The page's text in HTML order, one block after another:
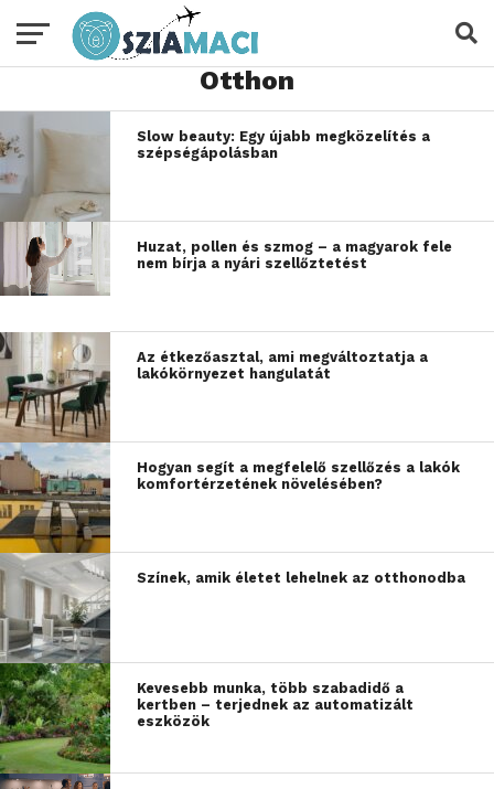
Otthon
Slow beauty: Egy újabb megközelítés a
szépségápolásban
Huzat, pollen és szmog – a magyarok fele
nem bírja a nyári szellőztetést
Az étkezőasztal, ami megváltoztatja a
lakókörnyezet hangulatát
Hogyan segít a megfelelő szellőzés a lakók
komfortérzetének növelésében?
Színek, amik életet lehelnek az otthonodba
Kevesebb munka, több szabadidő a
kertben – terjednek az automatizált
eszközök